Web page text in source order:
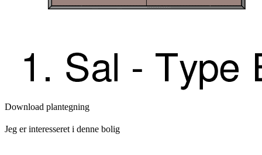
Download plantegning
Jeg er interesseret i denne bolig